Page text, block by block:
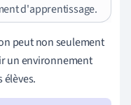
d'apprentissage.
peut non seulement
un environnement